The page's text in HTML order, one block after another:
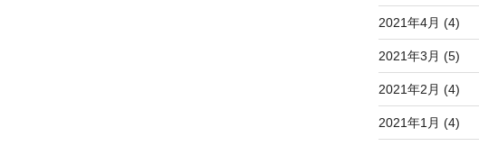
2021年4月 (4)
2021年3月 (5)
2021年2月 (4)
2021年1月 (4)